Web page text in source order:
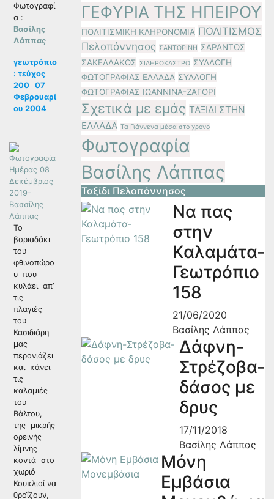
Φωτογραφί
α :
Βασίλης
Λάππας
γεωτρόπιο
: τεύχος
200 07
Φεβρουαρί
ου 2004
Το
βοριαδάκι
του
φθινοπώρο
υ που
κυλάει απ’
τις
πλαγιές
του
Κασιδιάρη
μας
περονιάζει
και κάνει
τις
καλαμιές
του
Βάλτου,
της μικρής
ορεινής
λίμνης
κοντά στο
χωριό
Κουκλιοί να
θροΐζουν,
ΓΕΦΥΡΙΑ ΤΗΣ ΗΠΕΙΡΟΥ
ΠΟΛΙΤΙΣΜΙΚΗ ΚΛΗΡΟΝΟΜΙΑ ΠΟΛΙΤΙΣΜΟΣ
Πελοπόννησος ΣΑΝΤΟΡΙΝΗ ΣΑΡΑΝΤΟΣ
ΣΑΚΕΛΛΑΚΟΣ ΣΙΔΗΡΟΚΑΣΤΡΟ ΣΥΛΛΟΓΗ
ΦΩΤΟΓΡΑΦΙΑΣ ΕΛΛΑΔΑ ΣΥΛΛΟΓΗ
ΦΩΤΟΓΡΑΦΙΑΣ ΙΩΑΝΝΙΝΑ-ΖΑΓΟΡΙ
Σχετικά με εμάς ΤΑΞΙΔΙ ΣΤΗΝ
ΕΛΛΑΔΑ Τα Γιάννενα μέσα στο χρόνο
Φωτογραφία
Βασίλης Λάππας
Ταξίδι Πελοπόννησος
Να πας
στην
Καλαμάτα-
Γεωτρόπιο
158
21/06/2020
Βασίλης Λάππας
Δάφνη-
Στρέζοβα-
δάσος με
δρυς
17/11/2018
Βασίλης Λάππας
Μόνη
Εμβάσια